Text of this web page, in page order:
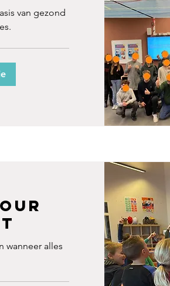
van gezond
wanneer alles